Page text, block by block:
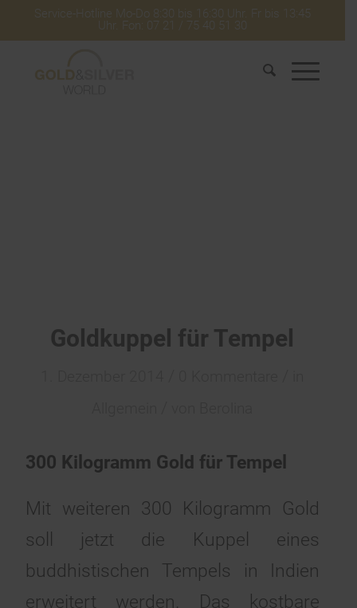
Service-Hotline Mo-Do 8:30 bis 16:30 Uhr. Fr bis 13:45
Uhr. Fon: 07 21 / 75 40 51 30
Goldkuppel für Tempel
300 Kilogramm Gold für Tempel
Mit weiteren 300 Kilogramm Gold
soll jetzt die Kuppel eines
buddhistischen Tempels in Indien
erweitert werden. Das kostbare